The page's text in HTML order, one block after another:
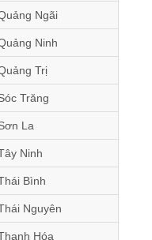
Ngãi
Ninh
Trị
Trăng
La
Ninh
Bình
Nguyên
Hóa